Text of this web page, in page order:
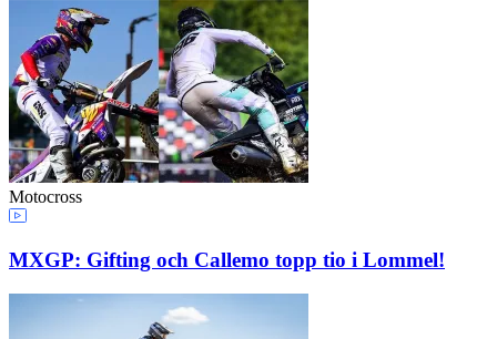
Motocross
MXGP: Gifting och Callemo topp tio i Lommel!